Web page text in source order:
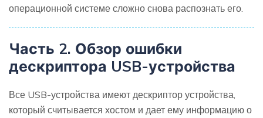
операционной системе сложно снова распознать его.
Часть 2. Обзор ошибки
дескриптора USB-устройства
Все USB-устройства имеют дескриптор устройства,
который считывается хостом и дает ему информацию о